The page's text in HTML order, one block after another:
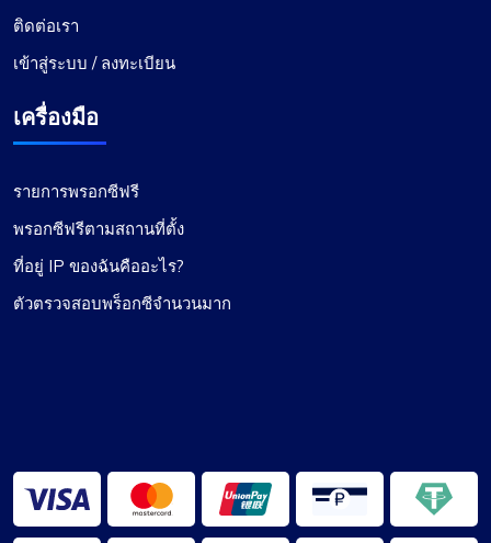
ติดต่อเรา
เข้าสู่ระบบ / ลงทะเบียน
เครื่องมือ
รายการพรอกซีฟรี
พรอกซีฟรีตามสถานที่ตั้ง
ที่อยู่ IP ของฉันคืออะไร?
ตัวตรวจสอบพร็อกซีจำนวนมาก